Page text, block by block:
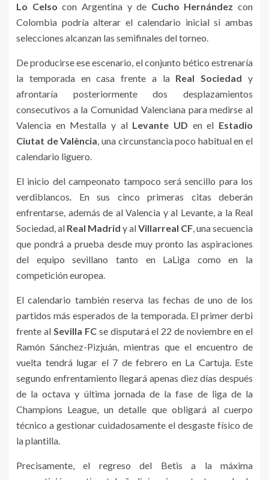
Lo Celso con Argentina y de Cucho Hernández con
Colombia podría alterar el calendario inicial si ambas
selecciones alcanzan las semifinales del torneo.
De producirse ese escenario, el conjunto bético estrenaría
la temporada en casa frente a la Real Sociedad y
afrontaría posteriormente dos desplazamientos
consecutivos a la Comunidad Valenciana para medirse al
Valencia en Mestalla y al Levante UD en el Estadio
Ciutat de València, una circunstancia poco habitual en el
calendario liguero.
El inicio del campeonato tampoco será sencillo para los
verdiblancos. En sus cinco primeras citas deberán
enfrentarse, además de al Valencia y al Levante, a la Real
Sociedad, al Real Madrid y alVillarreal CF, una secuencia
que pondrá a prueba desde muy pronto las aspiraciones
del equipo sevillano tanto en LaLiga como en la
competición europea.
El calendario también reserva las fechas de uno de los
partidos más esperados de la temporada. El primer derbi
frente al Sevilla FCse disputará el 22 de noviembre en el
Ramón Sánchez-Pizjuán, mientras que el encuentro de
vuelta tendrá lugar el 7 de febrero en La Cartuja. Este
segundo enfrentamiento llegará apenas diez días después
de la octava y última jornada de la fase de liga de la
Champions League, un detalle que obligará al cuerpo
técnico a gestionar cuidadosamente el desgaste físico de
la plantilla.
Precisamente, el regreso del Betis a la máxima